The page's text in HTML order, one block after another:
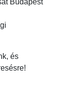
Budapest
és